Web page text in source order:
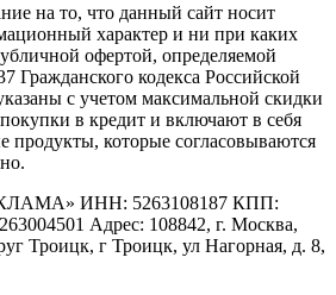
на то, что данный сайт носит
характер и ни при каких
офертой, определяемой
Гражданского кодекса Российской
с учетом максимальной скидки
в кредит и включают в себя
продукты, которые согласовываются
ИНН: 5263108187 КПП:
Адрес: 108842, г. Москва,
Троицк, г Троицк, ул Нагорная, д. 8,